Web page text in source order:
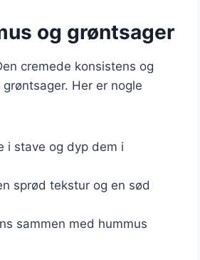
og grøntsager
cremede konsistens og
Her er nogle
i stave og dyp dem i
sprød tekstur og en sød
sammen med hummus